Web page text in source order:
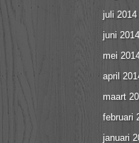
juli 2014
juni 2014
mei
april
maart
februari
januari